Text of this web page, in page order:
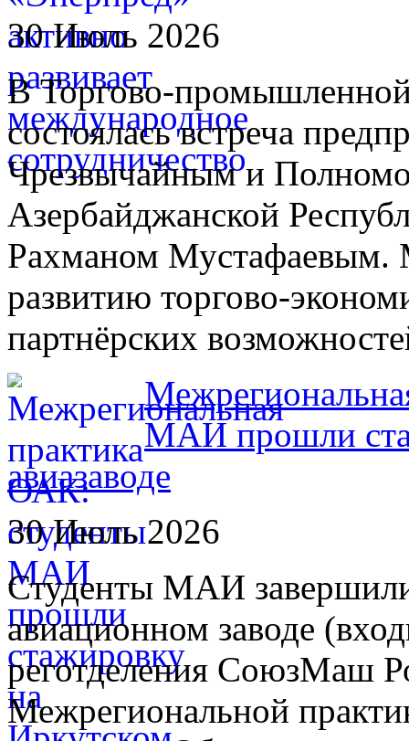
30 Июль 2026
В Торгово-
состоялась встреча
Чрезвычайным и
Азербайджанской
Рахманом Мустафаевым.
развитию торгово-
партнёрских
МАИ прошли
авиазаводе
30 Июль 2026
Студенты МАИ
авиационном заводе
реготделения СоюзМаш
Межрегиональной